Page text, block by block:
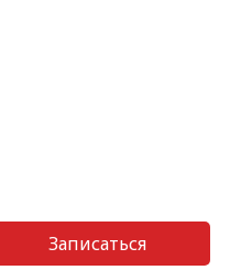
Записаться